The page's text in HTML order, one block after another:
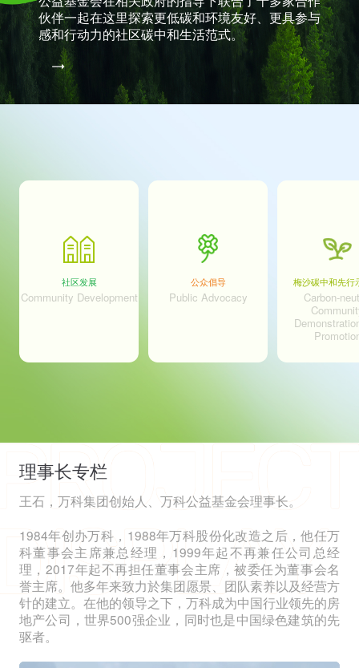
伙伴一起在这里探索更低碳和环境友好、更具参与
感和行动力的社区碳中和生活范式。
社区发展
Community Development
公众倡导
Public Advocacy
梅沙碳中和先行
Carbon-
理事长专栏
王石，万科集团创始人、万科公益基金会理事长。
1984年创办万科，1988年万科股份化改造之后，他任万
科董事会主席兼总经理，1999年起不再兼任公司总经
理，2017年起不再担任董事会主席，被委任为董事会名
誉主席。他多年来致力於集团愿景、团队素养以及经营方
针的建立。在他的领导之下，万科成为中国行业领先的房
地产公司，世界500强企业，同时也是中国绿色建筑的先
驱者。